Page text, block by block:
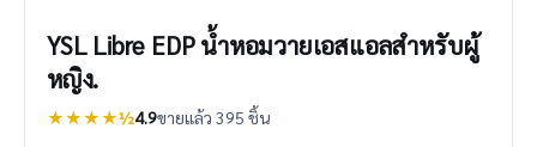
YSL Libre EDP น้ำหอมวายเอสแอลสำหรับผู้
หญิง.
★★★★½4.9ขายแล้ว 395 ชิ้น